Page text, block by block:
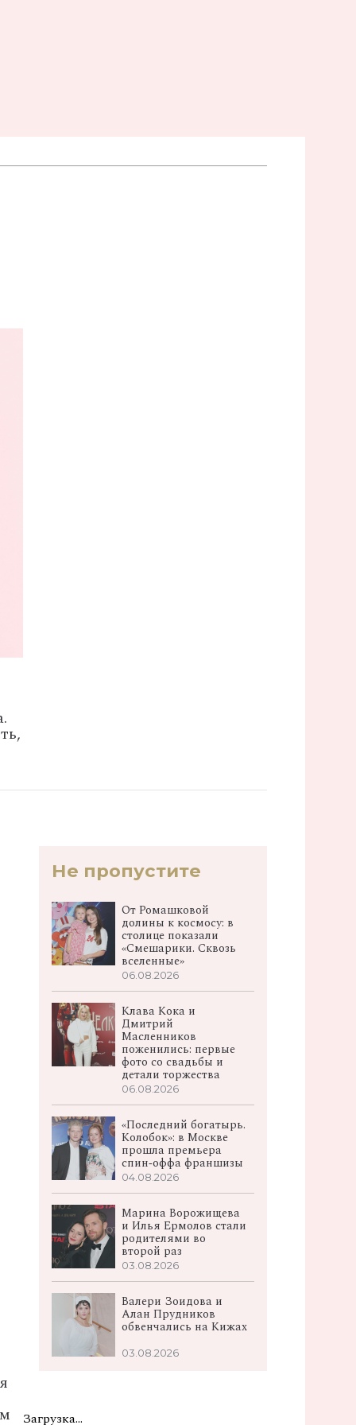
Не пропустите
От Ромашковой
долины к космосу: в
столице показали
«Смешарики. Сквозь
вселенные»
06.08.2026
Клава Кока и
Дмитрий
Масленников
поженились: первые
фото со свадьбы и
детали торжества
06.08.2026
«Последний богатырь.
Колобок»: в Москве
прошла премьера
спин‑оффа франшизы
04.08.2026
Марина Ворожищева
и Илья Ермолов стали
родителями во
второй раз
03.08.2026
Валери Зоидова и
Алан Прудников
обвенчались на Кижах
03.08.2026
Загрузка...